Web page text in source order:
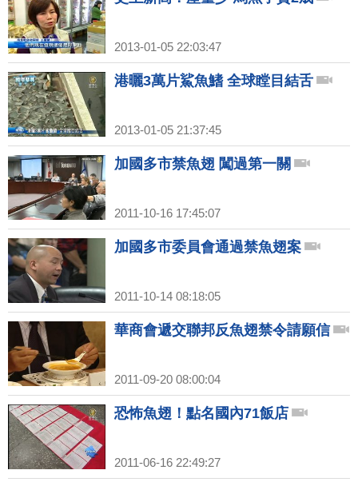
2013-01-05 22:03:47
港曬3萬片鯊魚鰭 全球瞠目結舌
2013-01-05 21:37:45
加國多市禁魚翅 闖過第一關
2011-10-16 17:45:07
加國多市委員會通過禁魚翅案
2011-10-14 08:18:05
華商會遞交聯邦反魚翅禁令請願信
2011-09-20 08:00:04
恐怖魚翅！點名國內71飯店
2011-06-16 22:49:27